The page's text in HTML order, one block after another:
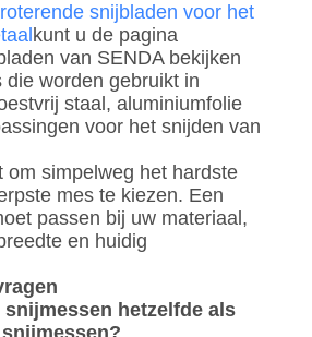
roterende snijbladen voor het
kunt u de pagina
van SENDA bekijken
die worden gebruikt in
staal, aluminiumfolie
voor het snijden van
om simpelweg het hardste
mes te kiezen. Een
passen bij uw materiaal,
en huidig
hetzelfde als